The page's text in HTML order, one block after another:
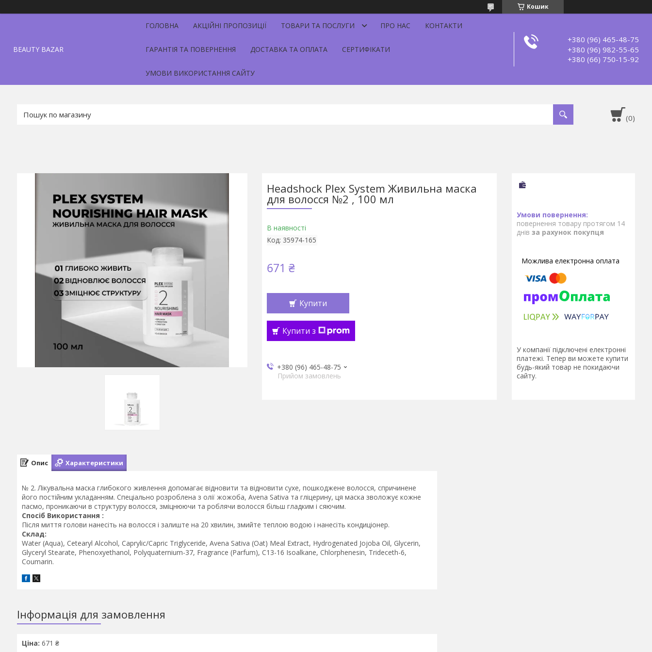
Кошик
BEAUTY BAZAR
ГОЛОВНА АКЦІЙНІ ПРОПОЗИЦІЇ ТОВАРИ ТА ПОСЛУГИ ПРО НАС КОНТАКТИ
ГАРАНТІЯ ТА ПОВЕРНЕННЯ ДОСТАВКА ТА ОПЛАТА СЕРТИФІКАТИ
УМОВИ ВИКОРИСТАННЯ САЙТУ
+380 (96) 465-48-75
+380 (96) 982-55-65
+380 (66) 750-15-92
Headshock Plex System Живильна маска
для волосся №2 , 100 мл
В наявності
Код: 35974-165
671 ₴
Купити
Купити з
+380 (96) 465-48-75
Прийом замовлень
повернення товару протягом 14
днів за рахунок покупця
У компанії підключені електронні
платежі. Тепер ви можете купити
будь-який товар не покидаючи
сайту.
Опис Характеристики
№ 2. Лікувальна маска глибокого живлення допомагає відновити та відновити сухе, пошкоджене волосся, спричинене
його постійним укладанням. Спеціально розроблена з олії жожоба, Avena Sativa та гліцерину, ця маска зволожує кожне
пасмо, проникаючи в структуру волосся, зміцнюючи та роблячи волосся більш гладким і сяючим.
Спосіб Використання :
Після миття голови нанесіть на волосся і залиште на 20 хвилин, змийте теплою водою і нанесіть кондиціонер.
Склад:
Water (Aqua), Cetearyl Alcohol, Caprylic/Capric Triglyceride, Avena Sativa (Oat) Meal Extract, Hydrogenated Jojoba Oil, Glycerin,
Glyceryl Stearate, Phenoxyethanol, Polyquaternium-37, Fragrance (Parfum), C13-16 Isoalkane, Chlorphenesin, Trideceth-6,
Coumarin.
Інформація для замовлення
Ціна: 671 ₴